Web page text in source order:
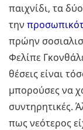
παιχνίδι, τα
την
πρώην
Φελίπε
θέσεις είναι
μπορούσες να
συντηρητικές.
πως νεότερος